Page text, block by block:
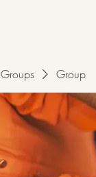
Groups Group